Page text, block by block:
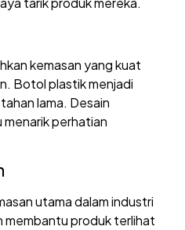
kemasan yang kuat
Botol plastik menjadi
lama. Desain
menarik perhatian
utama dalam industri
membantu produk terlihat